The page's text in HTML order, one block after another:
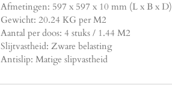
Afmetingen: 597 x 597 x 10 mm (L x B x D)
Gewicht: 20.24 KG per M2
Aantal per doos: 4 stuks / 1.44 M2
Slijtvastheid: Zware belasting
Antislip: Matige slipvastheid